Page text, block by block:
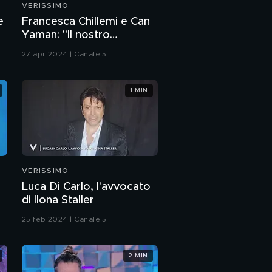
PROSSIMO VIDEO
Dayane Mello e il suo
Lucas
Isobel e Cricca: "La
nuovo inizio
VERISSIMO
Francesca Chillemi e Can
Yaman: "Il nostro
rapporto sul set"
27 apr 2024 | Canale 5
VERISSIMO
Luca Di Carlo, l'avvocato
di Ilona Staller
25 feb 2024 | Canale 5
1 MIN
2 MIN